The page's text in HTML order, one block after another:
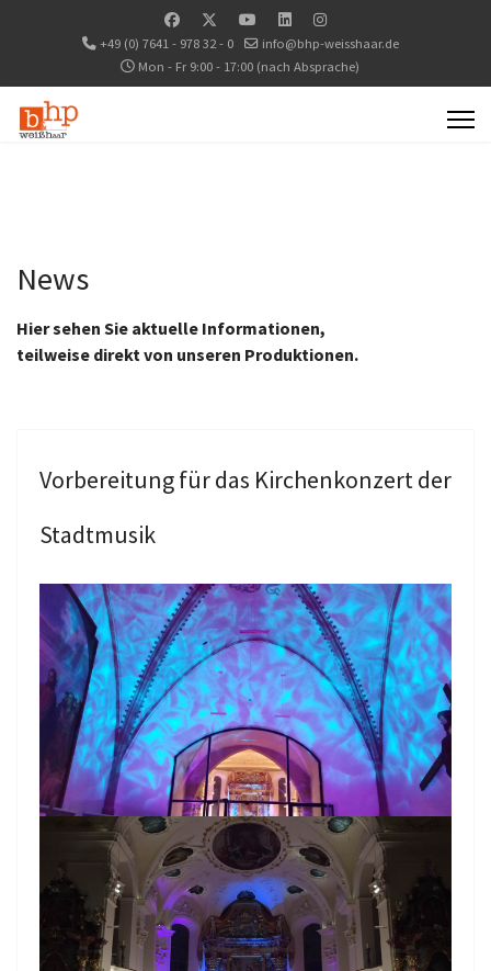
+49 (0) 7641 - 978 32 - 0
info@bhp-weisshaar.de
Mon - Fr 9:00 - 17:00 (nach Absprache)
News
Hier sehen Sie aktuelle Informationen,
teilweise direkt von unseren Produktionen.
Vorbereitung für das Kirchenkonzert der
Stadtmusik